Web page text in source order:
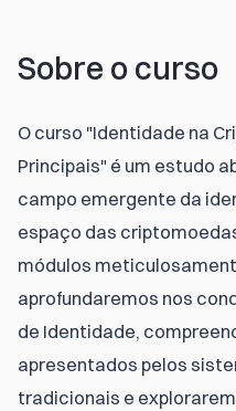
Sobre o curso
O curso "Identidade na
Principais" é um estudo
campo emergente da
espaço das
módulos
aprofundaremos nos
de Identidade,
apresentados pelos
tradicionais e